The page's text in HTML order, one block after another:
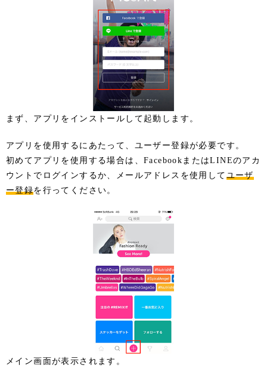
まず、アプリをインストールして起動します。
アプリを使用するにあたって、ユーザー登録が必要です。
初めてアプリを使用する場合は、FacebookまたはLINEのアカ
ウントでログインするか、メールアドレスを使用して ユーザ
ー登録を行ってください。
メイン画面が表示されます。